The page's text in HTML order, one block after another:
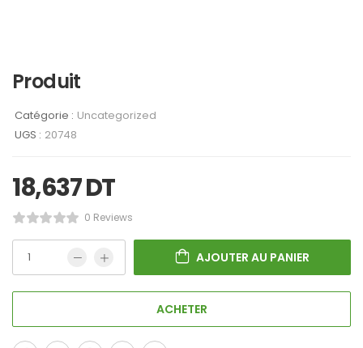
Produit
Catégorie : Uncategorized
UGS : 20748
18,637DT
0 Reviews
AJOUTER AU PANIER
ACHETER